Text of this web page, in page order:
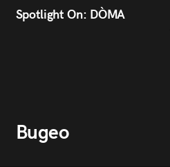
Spotlight On: DÒMA
Видео